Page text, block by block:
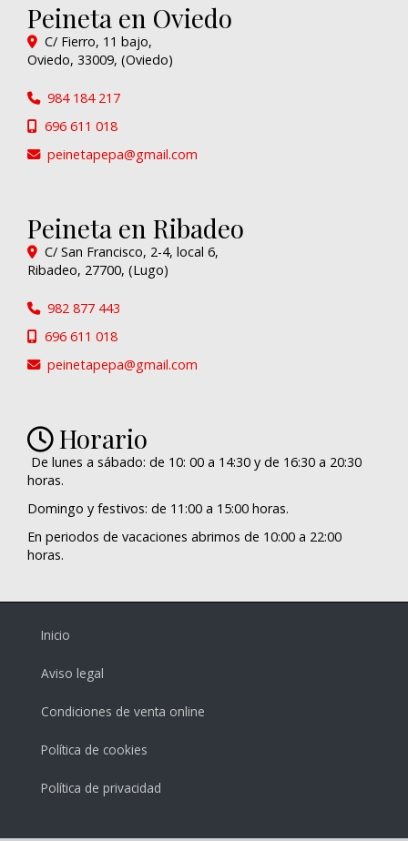
Peineta en Oviedo
C/ Fierro, 11 bajo,
Oviedo, 33009, (Oviedo)
984 184 217
696 611 018
peinetapepa
gmail.com
Peineta en Ribadeo
C/ San Francisco, 2-4, local 6,
Ribadeo, 27700, (Lugo)
982 877 443
696 611 018
peinetapepa
gmail.com
Horario
De lunes a sábado: de 10: 00 a 14:30 y de 16:30 a 20:30
horas.
Domingo y festivos: de 11:00 a 15:00 horas.
En periodos de vacaciones abrimos de 10:00 a 22:00
horas.
Inicio
Aviso legal
Condiciones de venta online
Política de cookies
Política de privacidad